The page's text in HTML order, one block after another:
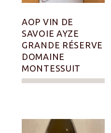
AOP VIN DE
SAVOIE AYZE
GRANDE RÉSERVE
DOMAINE
MONTESSUIT